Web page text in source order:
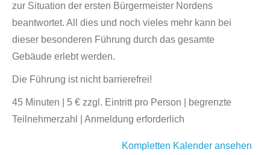
zur Situation der ersten Bürgermeister Nordens
beantwortet. All dies und noch vieles mehr kann bei
dieser besonderen Führung durch das gesamte
Gebäude erlebt werden.
Die Führung ist nicht barrierefrei!
45 Minuten | 5 € zzgl. Eintritt pro Person | begrenzte
Teilnehmerzahl | Anmeldung erforderlich
Kompletten Kalender ansehen